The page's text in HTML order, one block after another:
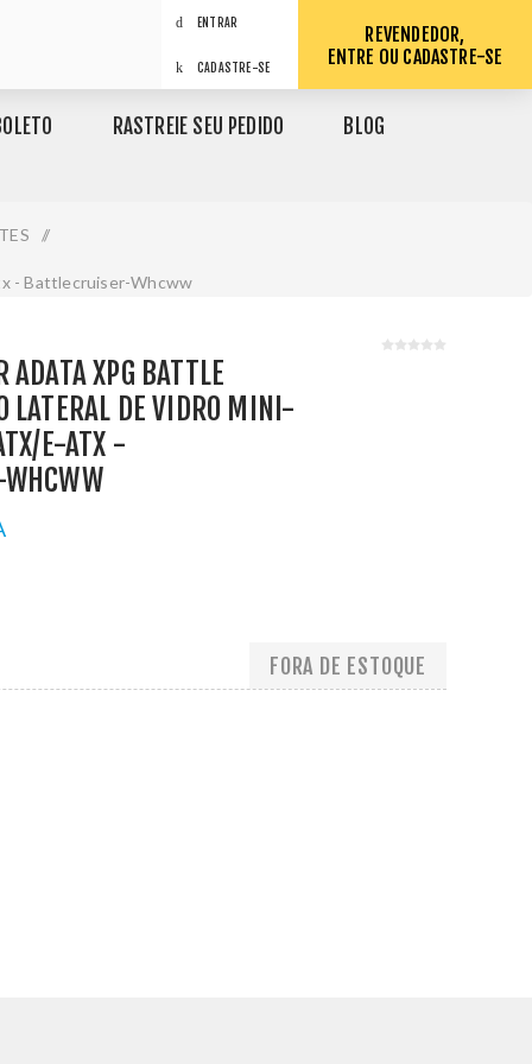
ENTRAR
CADASTRE-SE
REVENDEDOR,
ENTRE OU CADASTRE-SE
RASTREIE SEU PEDIDO BLOG
/
- Battlecruiser-Whcww
ADATA XPG BATTLE
LATERAL DE VIDRO MINI-
E-ATX -
FORA DE ESTOQUE